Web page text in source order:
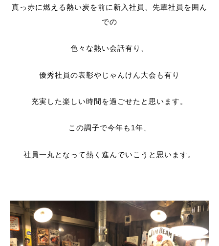
真っ赤に燃える熱い炭を前に新入社員、先輩社員を囲ん
での
色々な熱い会話有り、
優秀社員の表彰やじゃんけん大会も有り
充実した楽しい時間を過ごせたと思います。
この調子で今年も1年、
社員一丸となって熱く進んでいこうと思います。